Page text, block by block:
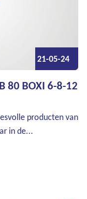
21-05-24
80 BOXI 6-8-12
producten van
in de...